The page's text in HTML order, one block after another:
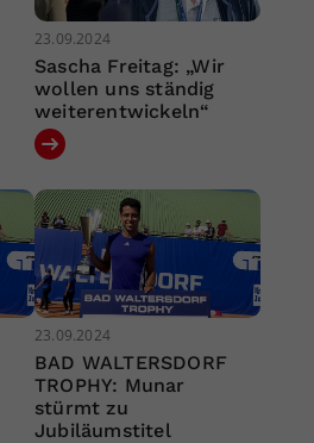
23.09.2024
Sascha Freitag: „Wir
wollen uns ständig
weiterentwickeln“
23.09.2024
BAD WALTERSDORF
TROPHY: Munar
stürmt zu
Jubiläumstitel